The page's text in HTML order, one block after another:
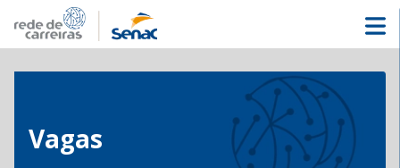
Vagas